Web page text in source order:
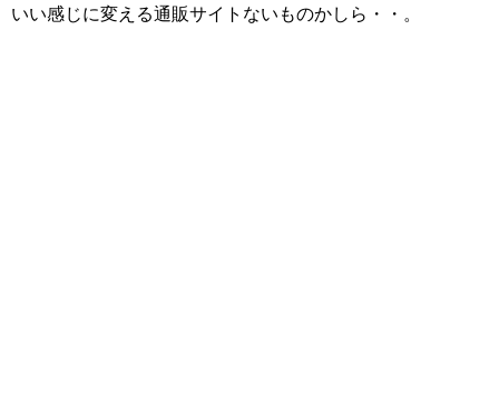
いい感じに変える通販サイトないものかしら・・。